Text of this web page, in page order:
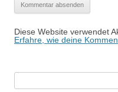
Diese Website verwendet
Erfahre, wie deine